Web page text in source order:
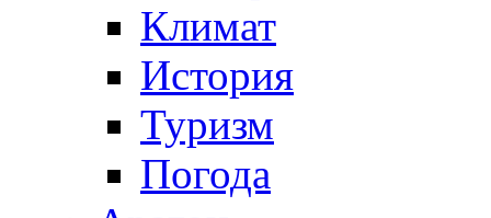
Климат
История
Туризм
Погода